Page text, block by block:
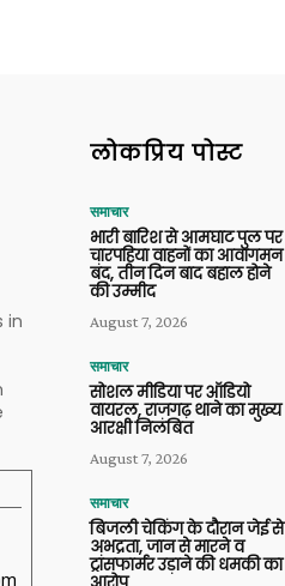
in
लोकप्रिय पोस्ट
समाचार
भारी बारिश से आमघाट पुल पर
चारपहिया वाहनों का आवागमन
बंद, तीन दिन बाद बहाल होने
की उम्मीद
August 7, 2026
समाचार
सोशल मीडिया पर ऑडियो
वायरल, राजगढ़ थाने का मुख्य
आरक्षी निलंबित
August 7, 2026
समाचार
बिजली चेकिंग के दौरान जेई से
अभद्रता, जान से मारने व
ट्रांसफार्मर उड़ाने की धमकी का